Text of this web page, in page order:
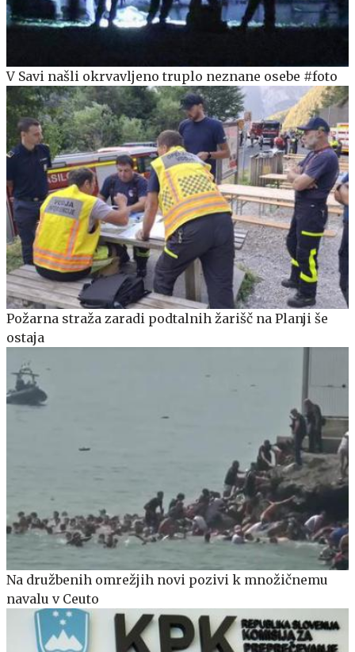
V Savi našli okrvavljeno truplo neznane osebe #foto
Požarna straža zaradi podtalnih žarišč na Planji še
ostaja
Na družbenih omrežjih novi pozivi k množičnemu
navalu v Ceuto